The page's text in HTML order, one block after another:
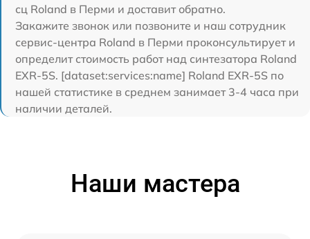
сц Roland в Перми и доставит обратно.
Закажите звонок или позвоните и наш сотрудник
сервис-центра Roland в Перми проконсультирует и
определит стоимость работ над синтезатора Roland
EXR-5S. [dataset:services:name] Roland EXR-5S по
нашей статистике в среднем занимает 3-4 часа при
наличии деталей.
Наши мастера